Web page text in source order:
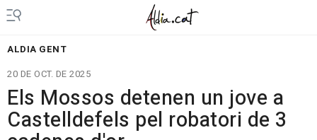
ALDIA GENT
20 DE OCT. DE 2025
Els Mossos detenen un jove a
Castelldefels pel robatori de 3